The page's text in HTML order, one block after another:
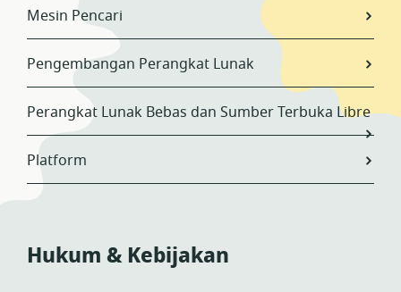
Mesin Pencari
Pengembangan Perangkat Lunak
Perangkat Lunak Bebas dan Sumber Terbuka Libre
Platform
Hukum & Kebijakan